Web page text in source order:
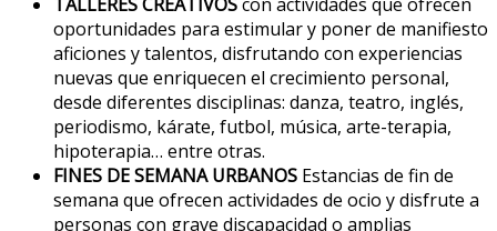
oportunidades para estimular y poner de manifiesto
aficiones y talentos, disfrutando con experiencias
nuevas que enriquecen el crecimiento personal,
desde diferentes disciplinas: danza, teatro, inglés,
periodismo, kárate, futbol, música, arte-terapia,
hipoterapia… entre otras.
FINES DE SEMANA URBANOS Estancias de fin de
semana que ofrecen actividades de ocio y disfrute a
personas con grave discapacidad o amplias